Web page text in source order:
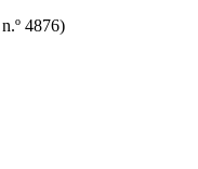
4876)